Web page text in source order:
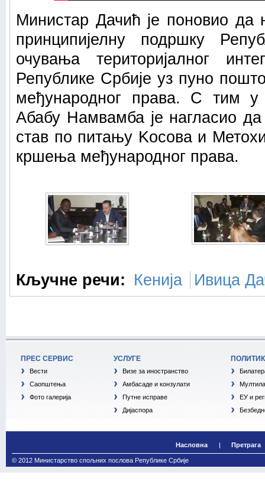
Министар Дачић је поновио
принципијелну подршку
очувања територијалног
Републике Србије уз пуно
међународног права. С тим у
Абабу Намвамба је нагласио
став по питању Kосова и
кршења међународног права.
Кључне речи: Кенија Ивица
ПРЕС СЕРВИС
Вести
Саопштења
Фото галерија
УСЛУГЕ
Визе за иностранство
Амбасаде и конзулати
Путне исправе
Дијаспора
ЕУ и
Насловна Претрага
© 2012 Министарство спољних послова Републике Србије